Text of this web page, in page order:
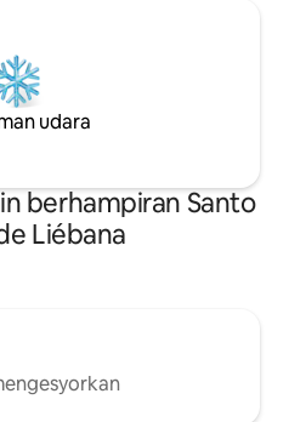
udara
berhampiran Santo
Liébana